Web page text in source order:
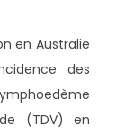
en Australie
des
(TDV) en